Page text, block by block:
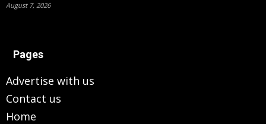
August 7, 2026
Pages
Advertise with us
Contact us
Home